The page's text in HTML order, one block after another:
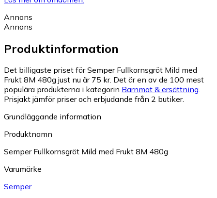
Annons
Annons
Produktinformation
Det billigaste priset för Semper Fullkornsgröt Mild med
Frukt 8M 480g just nu är 75 kr. Det är en av de 100 mest
populära produkterna i kategorin Barnmat & ersättning.
Prisjakt jämför priser och erbjudande från 2 butiker.
Grundläggande information
Produktnamn
Semper Fullkornsgröt Mild med Frukt 8M 480g
Varumärke
Semper